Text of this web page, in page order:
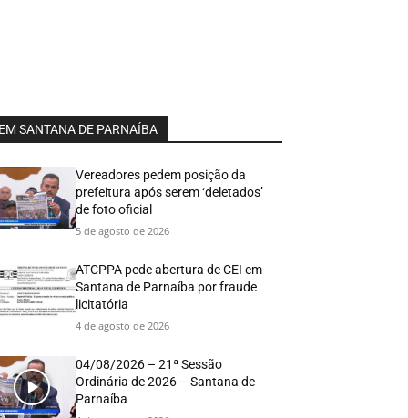
SANTANA DE PARNAÍBA
Vereadores pedem posição da
prefeitura após serem ‘deletados’
de foto oficial
5 de agosto de 2026
ATCPPA pede abertura de CEI em
Santana de Parnaíba por fraude
licitatória
4 de agosto de 2026
04/08/2026 – 21ª Sessão
Ordinária de 2026 – Santana de
Parnaíba